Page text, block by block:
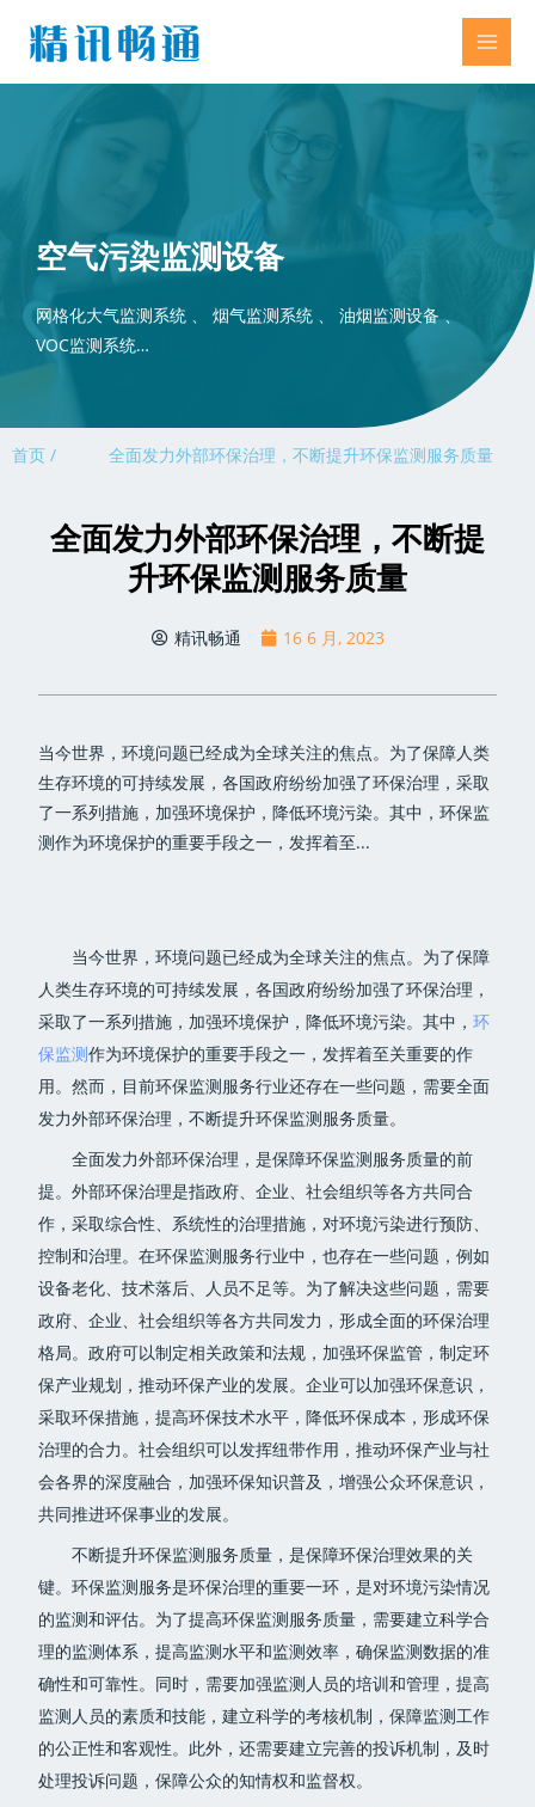
空气污染监测设备
网格化大气监测系统 、 烟气监测系统 、 油烟监测设备 、
VOC监测系统…
首页 / 全面发力外部环保治理，不断提升环保监测服务质量
全面发力外部环保治理，不断提
升环保监测服务质量
精讯畅通 16 6 月, 2023
当今世界，环境问题已经成为全球关注的焦点。为了保障人类
生存环境的可持续发展，各国政府纷纷加强了环保治理，采取
了一系列措施，加强环境保护，降低环境污染。其中，环保监
测作为环境保护的重要手段之一，发挥着至...
当今世界，环境问题已经成为全球关注的焦点。为了保障
人类生存环境的可持续发展，各国政府纷纷加强了环保治理，
采取了一系列措施，加强环境保护，降低环境污染。其中，环
保监测作为环境保护的重要手段之一，发挥着至关重要的作
用。然而，目前环保监测服务行业还存在一些问题，需要全面
发力外部环保治理，不断提升环保监测服务质量。
全面发力外部环保治理，是保障环保监测服务质量的前
提。外部环保治理是指政府、企业、社会组织等各方共同合
作，采取综合性、系统性的治理措施，对环境污染进行预防、
控制和治理。在环保监测服务行业中，也存在一些问题，例如
设备老化、技术落后、人员不足等。为了解决这些问题，需要
政府、企业、社会组织等各方共同发力，形成全面的环保治理
格局。政府可以制定相关政策和法规，加强环保监管，制定环
保产业规划，推动环保产业的发展。企业可以加强环保意识，
采取环保措施，提高环保技术水平，降低环保成本，形成环保
治理的合力。社会组织可以发挥纽带作用，推动环保产业与社
会各界的深度融合，加强环保知识普及，增强公众环保意识，
共同推进环保事业的发展。
不断提升环保监测服务质量，是保障环保治理效果的关
键。环保监测服务是环保治理的重要一环，是对环境污染情况
的监测和评估。为了提高环保监测服务质量，需要建立科学合
理的监测体系，提高监测水平和监测效率，确保监测数据的准
确性和可靠性。同时，需要加强监测人员的培训和管理，提高
监测人员的素质和技能，建立科学的考核机制，保障监测工作
的公正性和客观性。此外，还需要建立完善的投诉机制，及时
处理投诉问题，保障公众的知情权和监督权。